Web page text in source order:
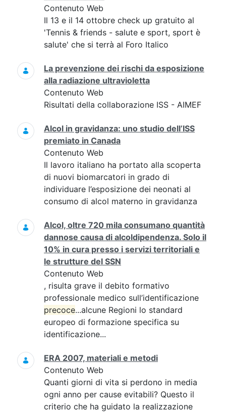
Contenuto Web
Il 13 e il 14 ottobre check up gratuito al
'Tennis & friends - salute e sport, sport è
salute' che si terrà al Foro Italico
La prevenzione dei rischi da esposizione
alla radiazione ultravioletta
Contenuto Web
Risultati della collaborazione ISS - AIMEF
Alcol in gravidanza: uno studio dell’ISS
premiato in Canada
Contenuto Web
Il lavoro italiano ha portato alla scoperta
di nuovi biomarcatori in grado di
individuare l’esposizione dei neonati al
consumo di alcol materno in gravidanza
Alcol, oltre 720 mila consumano quantità
dannose causa di alcoldipendenza. Solo il
10% in cura presso i servizi territoriali e
le strutture del SSN
Contenuto Web
, risulta grave il debito formativo
professionale medico sull’identificazione
precoce...alcune Regioni lo standard
europeo di formazione specifica su
identificazione...
ERA 2007, materiali e metodi
Contenuto Web
Quanti giorni di vita si perdono in media
ogni anno per cause evitabili? Questo il
criterio che ha guidato la realizzazione